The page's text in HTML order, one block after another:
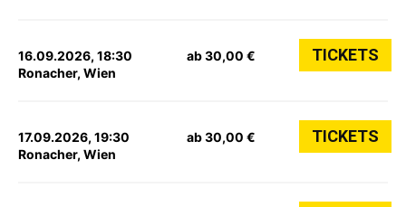
16.09.2026, 18:30
Ronacher, Wien
ab 30,00 € TICKETS
17.09.2026, 19:30
Ronacher, Wien
ab 30,00 € TICKETS